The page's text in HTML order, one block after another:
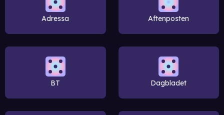
Adressa Aftenposten
BT Dagbladet